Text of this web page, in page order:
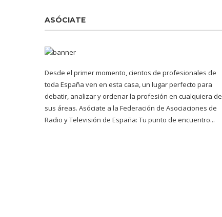
ASÓCIATE
Desde el primer momento, cientos de profesionales de
toda España ven en esta casa, un lugar perfecto para
debatir, analizar y ordenar la profesión en cualquiera de
sus áreas. Asóciate a la Federación de Asociaciones de
Radio y Televisión de España: Tu punto de encuentro...